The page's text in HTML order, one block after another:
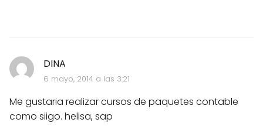
DINA
6 mayo, 2014 a las 3:21
Me gustaria realizar cursos de paquetes contable
como siigo. helisa, sap